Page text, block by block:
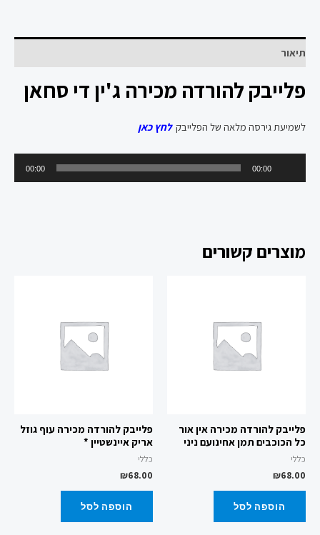
תיאור
פלייבק להורדה מכירה ג'ין די סחאן
לשמיעת גירסה מלאה של הפלייבק לחץ כאן
אודיו
00:00
00:00
מוצרים קשורים
פלייבק להורדה מכירה אין אור
כל הכוכבים תמן אחינועם ניני
כללי
₪68.00
הוספה לסל
פלייבק להורדה מכירה עוף גוזל
אריק איינשטיין *
כללי
₪68.00
הוספה לסל